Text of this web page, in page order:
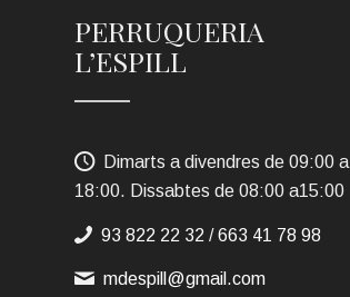
PERRUQUERIA
L’ESPILL
Dimarts a divendres de 09:00 a
18:00. Dissabtes de 08:00 a15:00
93 822 22 32 /663 41 78 98
mdespill@gmail.com